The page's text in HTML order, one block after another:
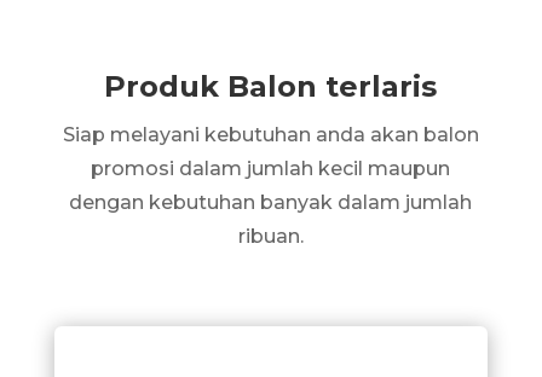
Produk Balon terlaris
Siap melayani kebutuhan anda akan balon
promosi dalam jumlah kecil maupun
dengan kebutuhan banyak dalam jumlah
ribuan.